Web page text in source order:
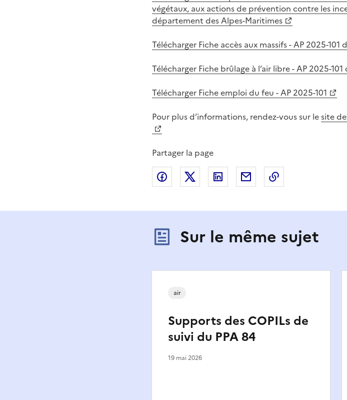
végétaux, aux actions de prévention contre les
département des Alpes-Maritimes
Télécharger Fiche accès aux massifs - AP 2025-101
Télécharger Fiche brûlage à l’air libre - AP 2025-
Télécharger Fiche emploi du feu - AP 2025-101
Pour plus d’informations, rendez-vous sur lesite
Partager la page
Partager sur Facebook
Partager sur XPartager sur LinkedIn
Partager par email
Copier le lien
Sur le même sujet
Supports des COPILs de
suivi du PPA 84
air
19 mai 2026